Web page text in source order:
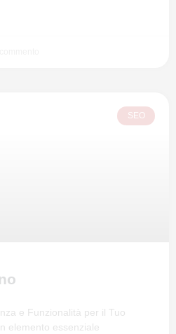
SEO
e Funzionalità per il Tuo
elemento essenziale